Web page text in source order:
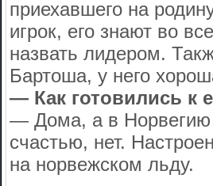
приехавшего на
игрок, его знают во
назвать лидером.
Бартоша, у него
— Как готовились к
— Дома, а в Норвегию
счастью, нет.
на норвежском льду.